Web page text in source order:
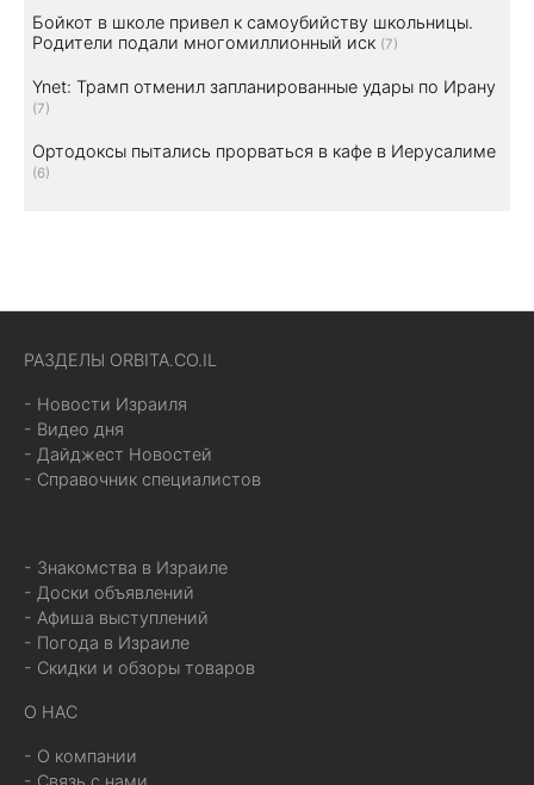
Бойкот в школе привел к самоубийству школьницы.
Родители подали многомиллионный иск (7)
Ynet: Трамп отменил запланированные удары по Ирану
(7)
Ортодоксы пытались прорваться в кафе в Иерусалиме
(6)
РАЗДЕЛЫ ORBITA.CO.IL
- Новости Израиля
- Видео дня
- Дайджест Новостей
- Справочник специалистов
- Знакомства в Израиле
- Доски объявлений
- Афиша выступлений
- Погода в Израиле
- Скидки и обзоры товаров
О НАС
- О компании
- Связь с нами